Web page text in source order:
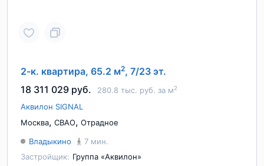
2-к. квартира, 65.2 м2, 7/23 эт.
18 311 029 руб.
280.8 тыс. руб. за м2
Аквилон SIGNAL
Москва, СВАО, Отрадное
Владыкино
7 мин.
Застройщик: Группа «Аквилон»